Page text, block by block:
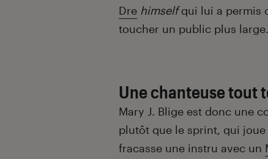
Dre himselfqui lui a permis
toucher un public plus large.
Une chanteuse tout
Mary J. Blige est donc une
plutôt que le sprint, qui
fracasse une instru avec un